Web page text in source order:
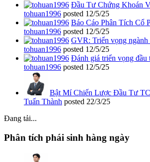
Đầu Tư Chứng Khoán
tohuan1996 posted 12/5/25
Báo Cáo Phân Tích Cổ
tohuan1996 posted 12/5/25
GVR: Triển vọng ngành
tohuan1996 posted 12/5/25
Đánh giá triển vọng đầu
tohuan1996 posted 12/5/25
Bật Mí Chiến Lược Đầu Tư
Tuấn Thành posted 22/3/25
Đang tải...
Phân tích phái sinh hàng ngày